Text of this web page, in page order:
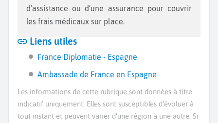
d’assistance ou d’une assurance pour couvrir
les frais médicaux sur place.
Liens utiles
France Diplomatie - Espagne
Ambassade de France en Espagne
Les informations de cette rubrique sont données à titre
indicatif uniquement. Elles sont susceptibles d’évoluer à
tout instant et peuvent varier d’une région à une autre. Si